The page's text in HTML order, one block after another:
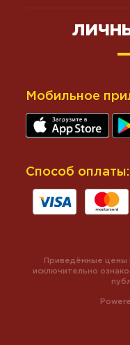
Мобильное
Способ оплаты:
Приведённые цены
исключительно